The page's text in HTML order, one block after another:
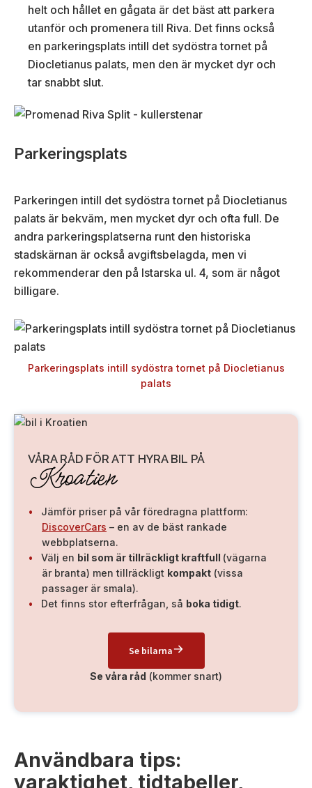
helt och hållet en gågata är det bäst att parkera
utanför och promenera till Riva. Det finns också
en parkeringsplats intill det sydöstra tornet på
Diocletianus palats, men den är mycket dyr och
tar snabbt slut.
Parkeringsplats
Parkeringen intill det sydöstra tornet på Diocletianus
palats är bekväm, men mycket dyr och ofta full. De
andra parkeringsplatserna runt den historiska
stadskärnan är också avgiftsbelagda, men vi
rekommenderar den på Istarska ul. 4, som är något
billigare.
Parkeringsplats intill sydöstra tornet på Diocletianus
palats
VÅRA RÅD FÖR ATT HYRA BIL PÅ
Kroatien
Jämför priser på vår föredragna plattform:
DiscoverCars – en av de bäst rankade
webbplatserna.
Välj en bil som är tillräckligt kraftfull (vägarna
är branta) men tillräckligt kompakt (vissa
passager är smala).
Det finns stor efterfrågan, så boka tidigt.
Se bilarna
Se våra råd (kommer snart)
Användbara tips:
varaktighet, tidtabeller,